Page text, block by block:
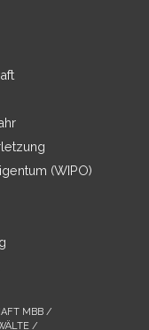
(WIPO)
MBB /
/